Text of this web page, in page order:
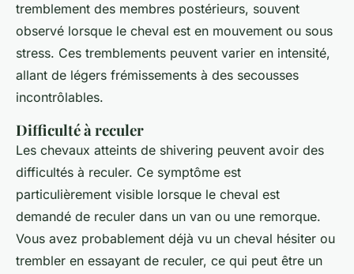
tremblement des membres postérieurs, souvent
observé lorsque le cheval est en mouvement ou sous
stress. Ces tremblements peuvent varier en intensité,
allant de légers frémissements à des secousses
incontrôlables.
Difficulté à reculer
Les chevaux atteints de shivering peuvent avoir des
difficultés à reculer. Ce symptôme est
particulièrement visible lorsque le cheval est
demandé de reculer dans un van ou une remorque.
Vous avez probablement déjà vu un cheval hésiter ou
trembler en essayant de reculer, ce qui peut être un